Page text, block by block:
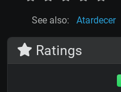
See also: Atardecer
Ratings